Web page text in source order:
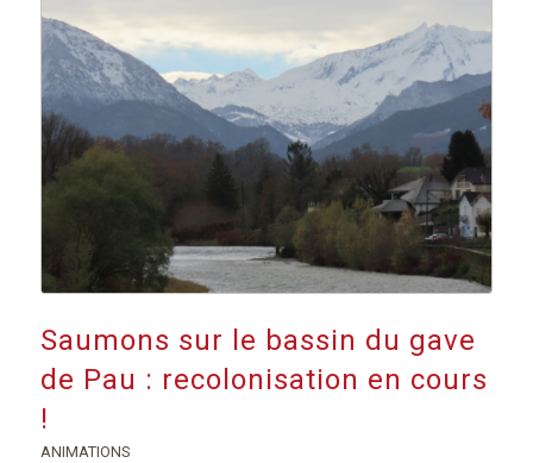
Saumons sur le bassin du gave
de Pau : recolonisation en cours
!
ANIMATIONS